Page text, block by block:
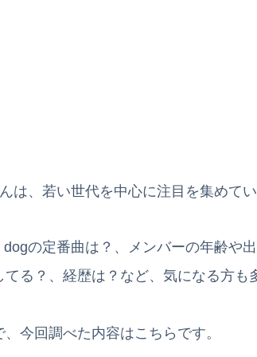
は、若い世代を中心に注目を集めて
dogの定番曲は？、メンバーの年齢や
る？、 経歴は？など、気になる方も
、今回調べた内容はこちらです。